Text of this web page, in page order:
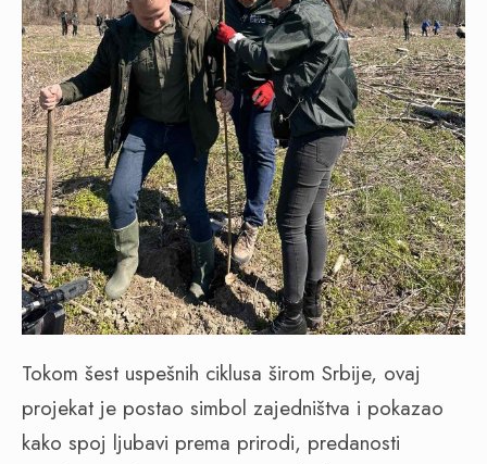
Tokom šest uspešnih ciklusa širom Srbije, ovaj
projekat je postao simbol zajedništva i pokazao
kako spoj ljubavi prema prirodi, predanosti